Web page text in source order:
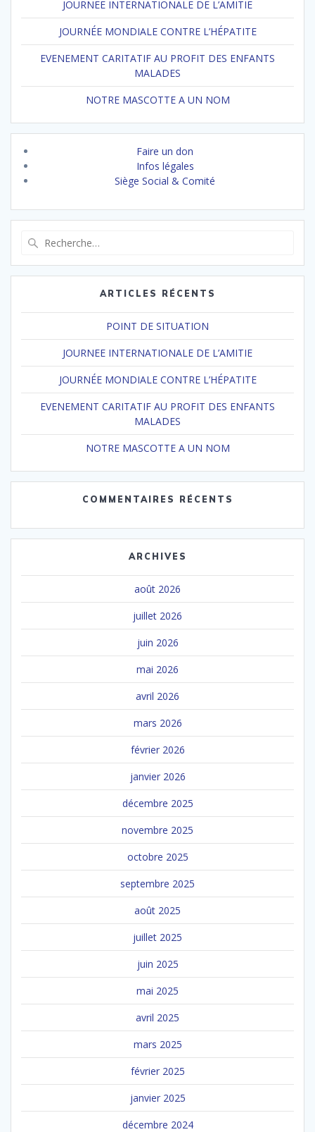
JOURNEE INTERNATIONALE DE L’AMITIE
JOURNÉE MONDIALE CONTRE L’HÉPATITE
EVENEMENT CARITATIF AU PROFIT DES ENFANTS
MALADES
NOTRE MASCOTTE A UN NOM
Faire un don
Infos légales
Siège Social & Comité
:
ARTICLES RÉCENTS
POINT DE SITUATION
JOURNEE INTERNATIONALE DE L’AMITIE
JOURNÉE MONDIALE CONTRE L’HÉPATITE
EVENEMENT CARITATIF AU PROFIT DES ENFANTS
MALADES
NOTRE MASCOTTE A UN NOM
COMMENTAIRES RÉCENTS
ARCHIVES
août 2026
juillet 2026
juin 2026
mai 2026
avril 2026
mars 2026
février 2026
janvier 2026
décembre 2025
novembre 2025
octobre 2025
septembre 2025
août 2025
juillet 2025
juin 2025
mai 2025
avril 2025
mars 2025
février 2025
janvier 2025
décembre 2024